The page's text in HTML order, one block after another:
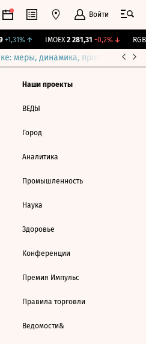
Войти
+1,31%↑ IMOEX 2 281,31 -0,2%↓
меры, динамика, прогнозы
Наши проекты
ВЕДЫ
Город
Аналитика
Промышленность
Наука
Здоровье
Конференции
Премия Импульс
Правила торговли
Ведомости&